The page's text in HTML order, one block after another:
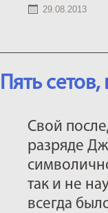
29.08.2013
Пять
Свой
разряде
так и не
всегда